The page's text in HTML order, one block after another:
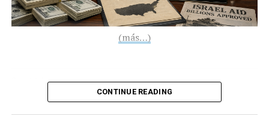
(más…)
Compártelo:
CONTINUE READING